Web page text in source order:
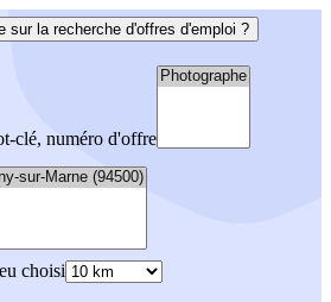
sur la recherche d'offres d'emploi ?
clé, numéro d'offre
choisi